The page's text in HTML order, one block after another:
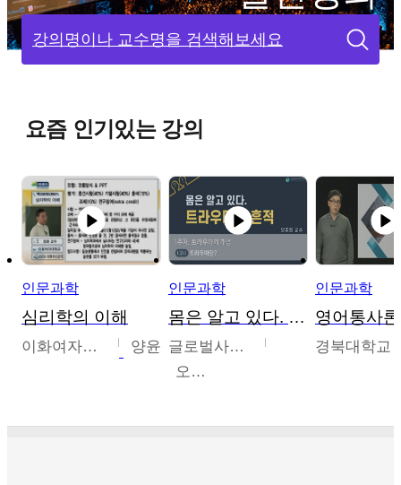
강의명이나 교수명을 검색해보세요
요즘 인기있는 강의
인문과학
심리학의 이해
이화여자대학교 양윤
인문과학
몸은 알고 있다. 트라우마의 흔적
글로벌사이버대학교
오주원
인문과학
영어통사론
경북대학교